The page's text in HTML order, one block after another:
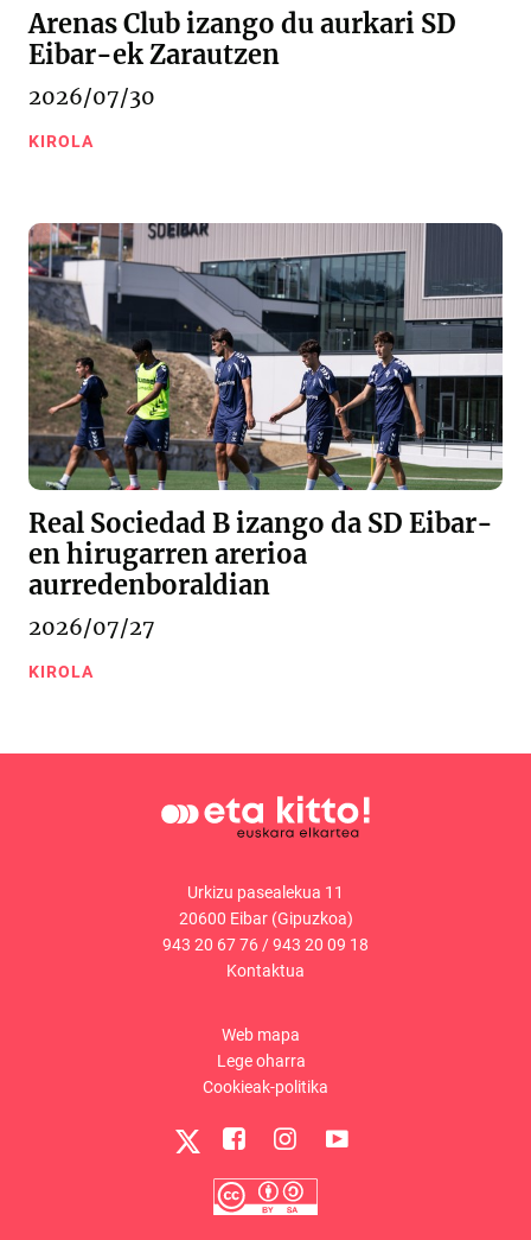
Arenas Club izango du aurkari SD
Eibar-ek Zarautzen
2026/07/30
KIROLA
Real Sociedad B izango da SD Eibar-
en hirugarren arerioa
aurredenboraldian
2026/07/27
KIROLA
Urkizu pasealekua 11
20600 Eibar (Gipuzkoa)
943 20 67 76/943 20 09 18
Kontaktua
Web mapa
Lege oharra
Cookieak-politika